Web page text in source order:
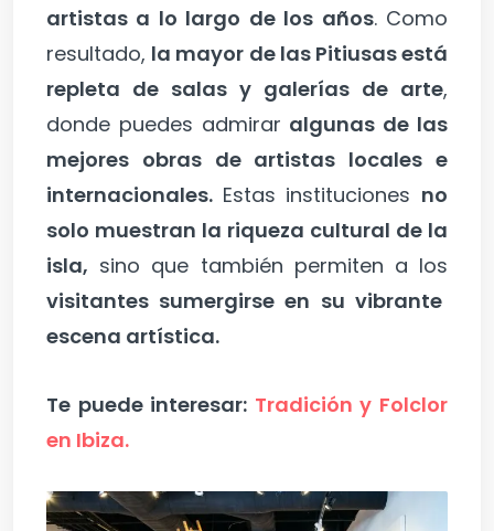
artistas a lo largo de los años. Como
resultado, la mayor de las Pitiusas está
repleta de salas y galerías de arte,
donde puedes admirar algunas de las
mejores obras de artistas locales e
internacionales. Estas instituciones no
solo muestran la riqueza cultural de la
isla, sino que también permiten a los
visitantes sumergirse en su vibrante
escena artística.
Te puede interesar: Tradición y Folclor
en Ibiza.